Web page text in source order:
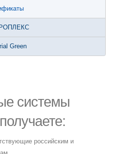
Green
системы
российским и